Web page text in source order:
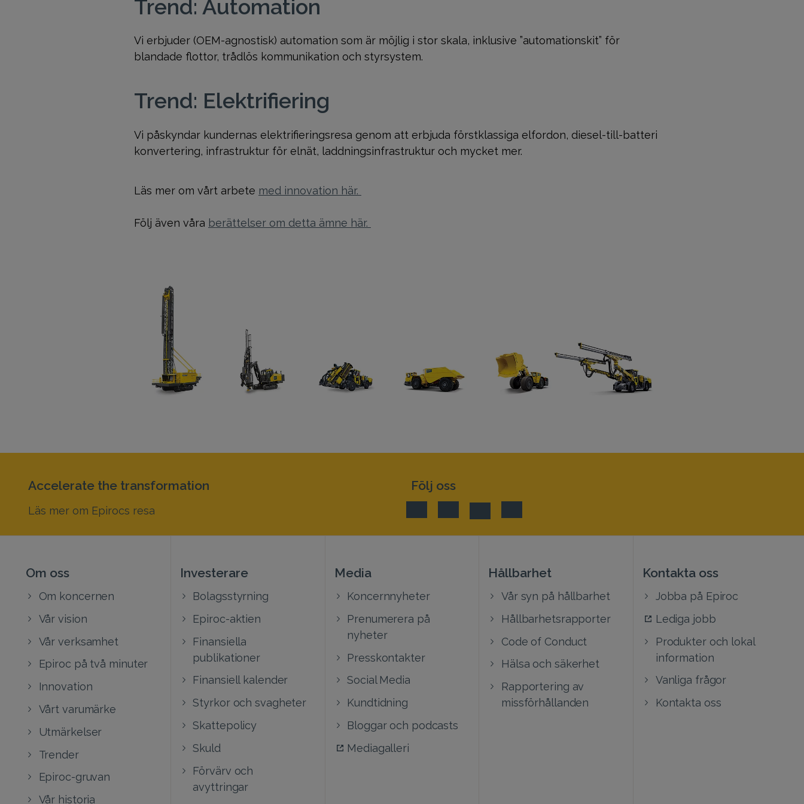
Vi erbjuder (OEM-agnostisk) automation som är möjlig i stor skala, inklusive ”automationskit” för
blandade flottor, trådlös kommunikation och styrsystem.
Trend: Elektrifiering
Vi påskyndar kundernas elektrifieringsresa genom att erbjuda förstklassiga elfordon, diesel-till-batteri
konvertering, infrastruktur för elnät, laddningsinfrastruktur och mycket mer.
Läs mer om vårt arbete med innovation här.
Följ även våra berättelser om detta ämne här.
Om oss
Om koncernen
Vår vision
Vår verksamhet
Epiroc på två minuter
Innovation
Vårt varumärke
Utmärkelser
Trender
Epiroc-gruvan
Vår historia
Investerare
Bolagsstyrning
Epiroc-aktien
Finansiella
publikationer
Finansiell kalender
Styrkor och svagheter
Skattepolicy
Skuld
Förvärv och
avyttringar
Media
Koncernnyheter
Prenumerera på
nyheter
Presskontakter
Social Media
Kundtidning
Bloggar och podcasts
Mediagalleri
Hållbarhet
Vår syn på hållbarhet
Hållbarhetsrapporter
Code of Conduct
Hälsa och säkerhet
Rapportering av
missförhållanden
Kontakta oss
Jobba på Epiroc
Lediga jobb
Produkter och lokal
information
Vanliga frågor
Kontakta oss
Accelerate the transformation
Läs mer om Epirocs resa
Följ oss